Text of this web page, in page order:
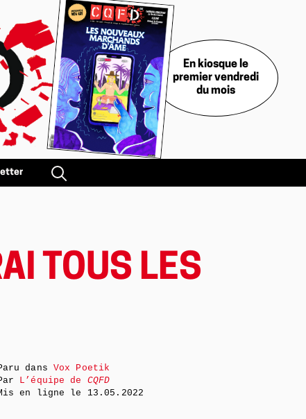
En kiosque le
premier vendredi
du mois
TOUS LES
dans Vox Poetik
L’équipe de CQFD
en ligne le 13.05.2022